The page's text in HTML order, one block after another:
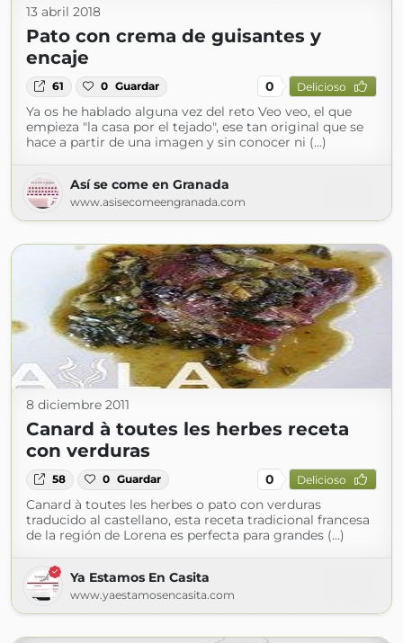
13 abril 2018
Pato con crema de guisantes y
encaje
61 0 Guardar 0 Delicioso
Ya os he hablado alguna vez del reto Veo veo, el que
empieza "la casa por el tejado", ese tan original que se
hace a partir de una imagen y sin conocer ni (...)
Así se come en Granada
www.asisecomeengranada.com
8 diciembre 2011
Canard à toutes les herbes receta
con verduras
58 0 Guardar 0 Delicioso
Canard à toutes les herbes o pato con verduras
traducido al castellano, esta receta tradicional francesa
de la región de Lorena es perfecta para grandes (...)
Ya Estamos En Casita
www.yaestamosencasita.com